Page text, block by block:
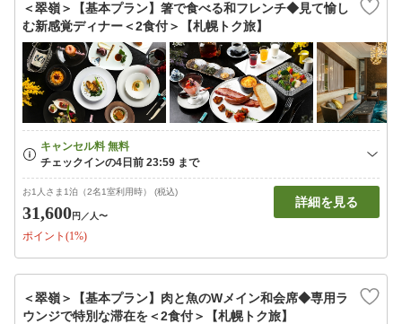
＜翠嶺＞【基本プラン】箸で食べる和フレンチ◆見て愉し
む新感覚ディナー＜2食付＞【札幌トク旅】
お1人さま1泊（2名1室利用時） (税込)
31,600円 ／人〜
ポイント(1%)
詳細を見る
＜翠嶺＞【基本プラン】肉と魚のWメイン和会席◆専用ラ
ウンジで特別な滞在を＜2食付＞【札幌トク旅】